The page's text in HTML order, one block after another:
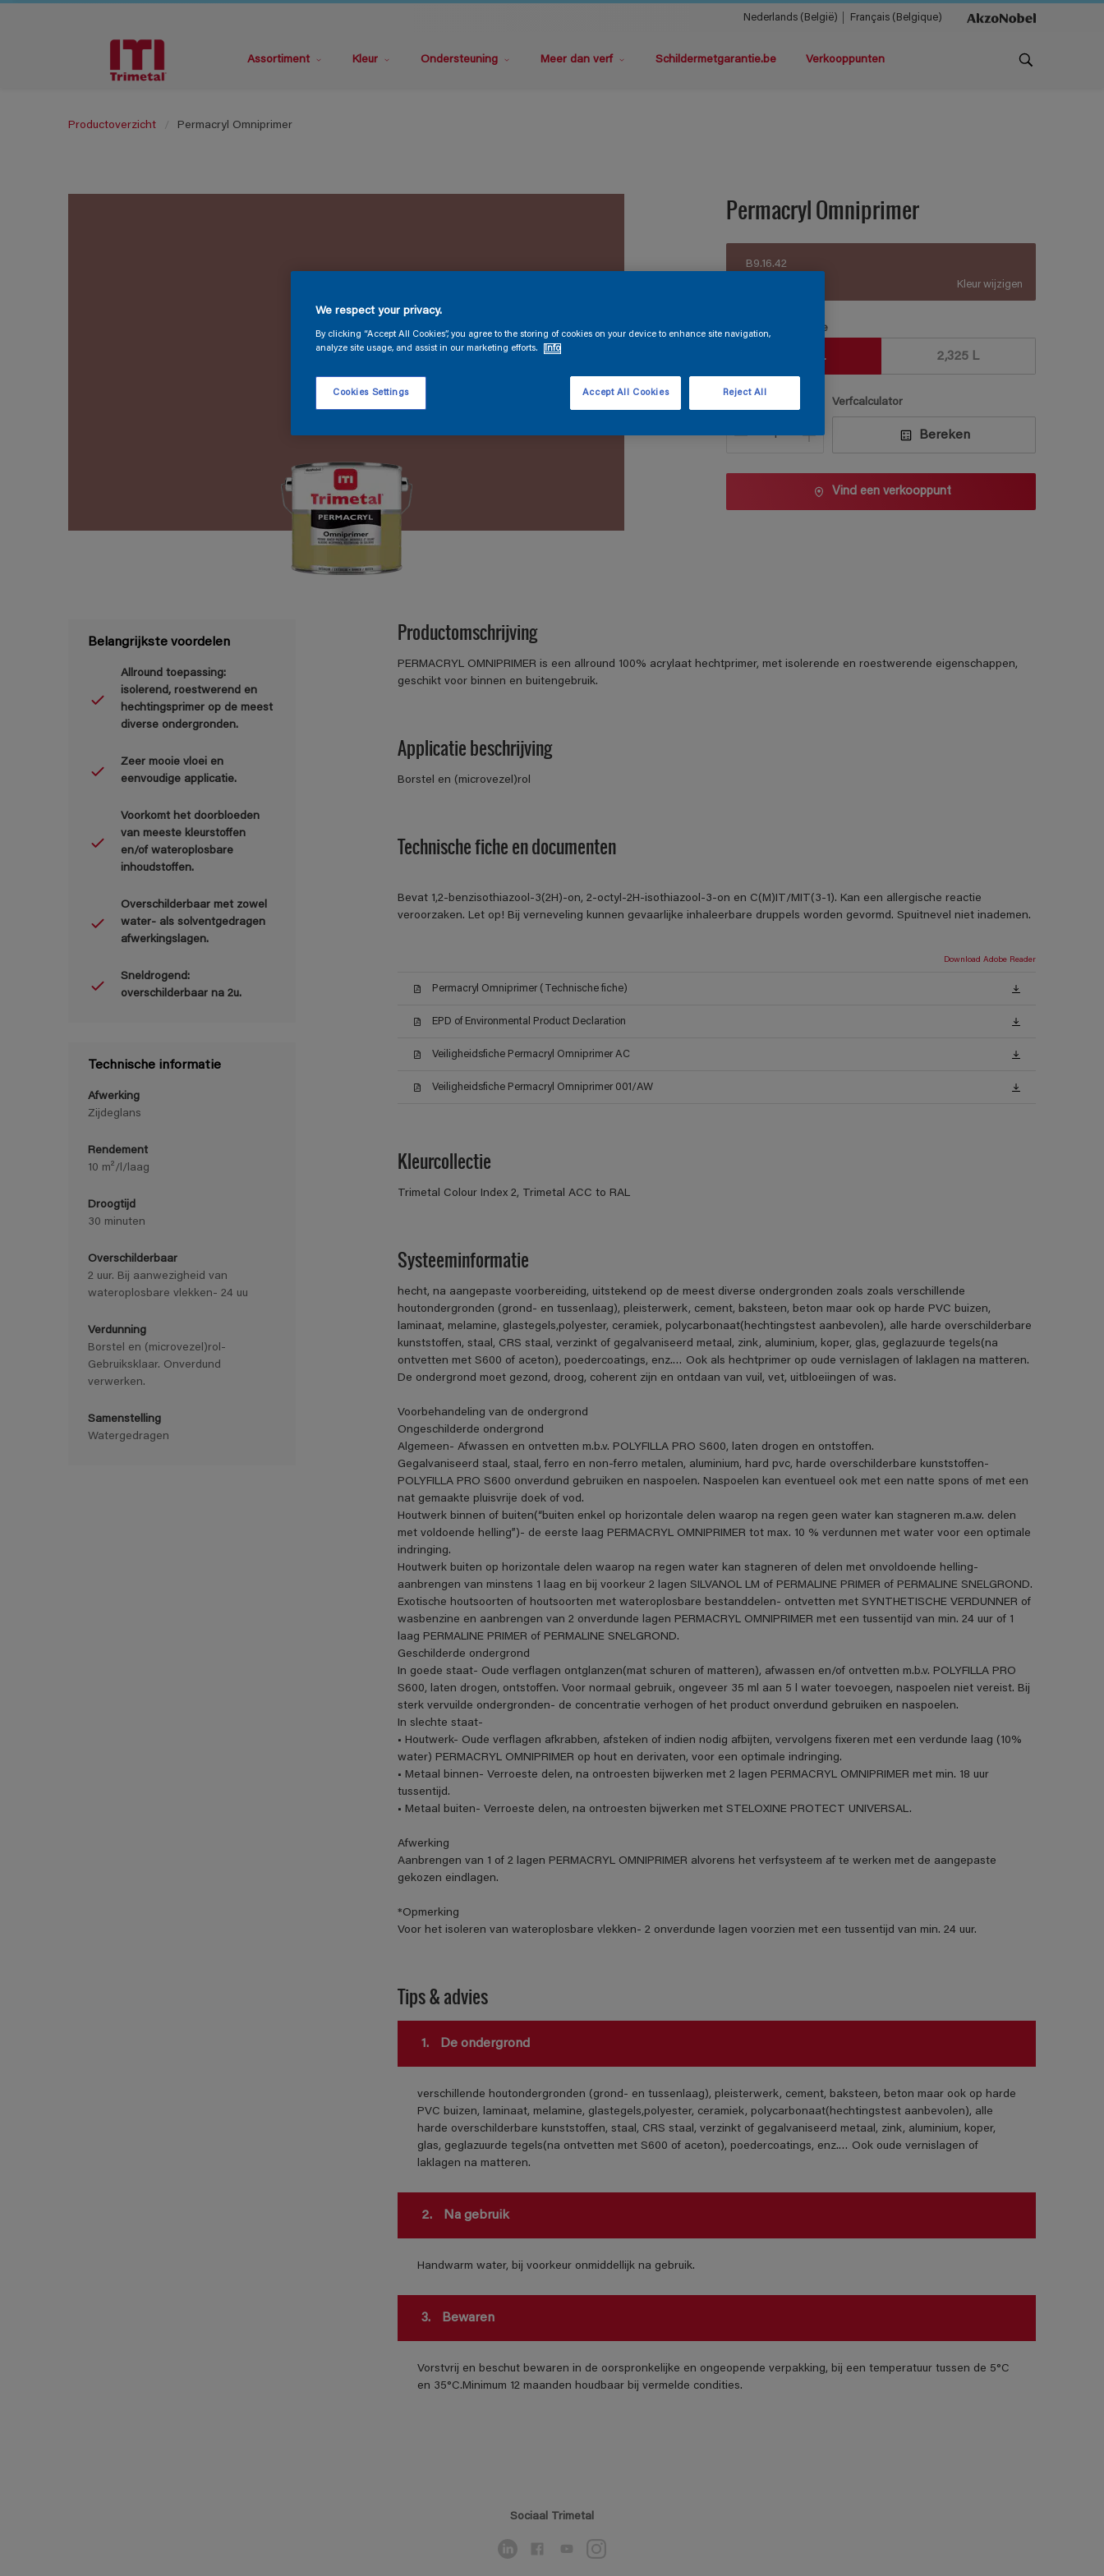
Nederlands (België) Français (Belgique)
Assortiment Kleur Ondersteuning Meer dan verf Schildermetgarantie.be Verkooppunten
Productoverzicht Permacryl Omniprimer
Permacryl Omniprimer
B9.16.42
Kleur wijzigen
Verpakkingsgrootte
930 ML 2,325 L
Verfcalculator
Bereken
Vind een verkooppunt
Belangrijkste voordelen
Allround toepassing:
isolerend, roestwerend en
hechtingsprimer op de meest
diverse ondergronden.
Zeer mooie vloei en
eenvoudige applicatie.
Voorkomt het doorbloeden
van meeste kleurstoffen
en/of wateroplosbare
inhoudstoffen.
Overschilderbaar met zowel
water- als solventgedragen
afwerkingslagen.
Sneldrogend:
overschilderbaar na 2u.
Technische informatie
Afwerking
Zijdeglans
Rendement
10 m²/l/laag
Droogtijd
30 minuten
Overschilderbaar
2 uur. Bij aanwezigheid van
wateroplosbare vlekken- 24 uu
Verdunning
Borstel en (microvezel)rol-
Gebruiksklaar. Onverdund
verwerken.
Samenstelling
Watergedragen
Productomschrijving
PERMACRYL OMNIPRIMER is een allround 100% acrylaat hechtprimer, met isolerende en roestwerende eigenschappen,
geschikt voor binnen en buitengebruik.
Applicatie beschrijving
Borstel en (microvezel)rol
Technische fiche en documenten
Bevat 1,2-benzisothiazool-3(2H)-on, 2-octyl-2H-isothiazool-3-on en C(M)IT/MIT(3-1). Kan een allergische reactie
veroorzaken. Let op! Bij verneveling kunnen gevaarlijke inhaleerbare druppels worden gevormd. Spuitnevel niet inademen.
Download Adobe Reader
Permacryl Omniprimer (Technische fiche)
EPD of Environmental Product Declaration
Veiligheidsfiche Permacryl Omniprimer AC
Veiligheidsfiche Permacryl Omniprimer 001/AW
Kleurcollectie
Trimetal Colour Index 2, Trimetal ACC to RAL
Systeeminformatie
hecht, na aangepaste voorbereiding, uitstekend op de meest diverse ondergronden zoals zoals verschillende
houtondergronden (grond- en tussenlaag), pleisterwerk, cement, baksteen, beton maar ook op harde PVC buizen,
laminaat, melamine, glastegels,polyester, ceramiek, polycarbonaat(hechtingstest aanbevolen), alle harde overschilderbare
kunststoffen, staal, CRS staal, verzinkt of gegalvaniseerd metaal, zink, aluminium, koper, glas, geglazuurde tegels(na
ontvetten met S600 of aceton), poedercoatings, enz.… Ook als hechtprimer op oude vernislagen of laklagen na matteren.
De ondergrond moet gezond, droog, coherent zijn en ontdaan van vuil, vet, uitbloeiingen of was.
Voorbehandeling van de ondergrond
Ongeschilderde ondergrond
Algemeen- Afwassen en ontvetten m.b.v. POLYFILLA PRO S600, laten drogen en ontstoffen.
Gegalvaniseerd staal, staal, ferro en non-ferro metalen, aluminium, hard pvc, harde overschilderbare kunststoffen-
POLYFILLA PRO S600 onverdund gebruiken en naspoelen. Naspoelen kan eventueel ook met een natte spons of met een
nat gemaakte pluisvrije doek of vod.
Houtwerk binnen of buiten(“buiten enkel op horizontale delen waarop na regen geen water kan stagneren m.a.w. delen
met voldoende helling”)- de eerste laag PERMACRYL OMNIPRIMER tot max. 10 % verdunnen met water voor een optimale
indringing.
Houtwerk buiten op horizontale delen waarop na regen water kan stagneren of delen met onvoldoende helling-
aanbrengen van minstens 1 laag en bij voorkeur 2 lagen SILVANOL LM of PERMALINE PRIMER of PERMALINE SNELGROND.
Exotische houtsoorten of houtsoorten met wateroplosbare bestanddelen- ontvetten met SYNTHETISCHE VERDUNNER of
wasbenzine en aanbrengen van 2 onverdunde lagen PERMACRYL OMNIPRIMER met een tussentijd van min. 24 uur of 1
laag PERMALINE PRIMER of PERMALINE SNELGROND.
Geschilderde ondergrond
In goede staat- Oude verflagen ontglanzen(mat schuren of matteren), afwassen en/of ontvetten m.b.v. POLYFILLA PRO
S600, laten drogen, ontstoffen. Voor normaal gebruik, ongeveer 35 ml aan 5 l water toevoegen, naspoelen niet vereist. Bij
sterk vervuilde ondergronden- de concentratie verhogen of het product onverdund gebruiken en naspoelen.
In slechte staat-
• Houtwerk- Oude verflagen afkrabben, afsteken of indien nodig afbijten, vervolgens fixeren met een verdunde laag (10%
water) PERMACRYL OMNIPRIMER op hout en derivaten, voor een optimale indringing.
• Metaal binnen- Verroeste delen, na ontroesten bijwerken met 2 lagen PERMACRYL OMNIPRIMER met min. 18 uur
tussentijd.
• Metaal buiten- Verroeste delen, na ontroesten bijwerken met STELOXINE PROTECT UNIVERSAL.
Afwerking
Aanbrengen van 1 of 2 lagen PERMACRYL OMNIPRIMER alvorens het verfsysteem af te werken met de aangepaste
gekozen eindlagen.
*Opmerking
Voor het isoleren van wateroplosbare vlekken- 2 onverdunde lagen voorzien met een tussentijd van min. 24 uur.
Tips & advies
1. De ondergrond
verschillende houtondergronden (grond- en tussenlaag), pleisterwerk, cement, baksteen, beton maar ook op harde
PVC buizen, laminaat, melamine, glastegels,polyester, ceramiek, polycarbonaat(hechtingstest aanbevolen), alle
harde overschilderbare kunststoffen, staal, CRS staal, verzinkt of gegalvaniseerd metaal, zink, aluminium, koper,
glas, geglazuurde tegels(na ontvetten met S600 of aceton), poedercoatings, enz.… Ook oude vernislagen of
laklagen na matteren.
2. Na gebruik
Handwarm water, bij voorkeur onmiddellijk na gebruik.
3. Bewaren
Vorstvrij en beschut bewaren in de oorspronkelijke en ongeopende verpakking, bij een temperatuur tussen de 5°C
en 35°C.Minimum 12 maanden houdbaar bij vermelde condities.
Sociaal Trimetal
We respect your privacy.
By clicking “Accept All Cookies”, you agree to the storing of cookies on your device to enhance site navigation,
analyze site usage, and assist in our marketing efforts.
Info
Cookies Settings Reject All
Accept All Cookies